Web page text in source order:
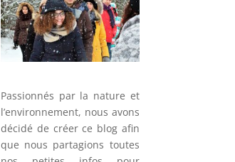
Passionnés par la nature et
l’environnement, nous avons
décidé de créer ce blog afin
que nous partagions toutes